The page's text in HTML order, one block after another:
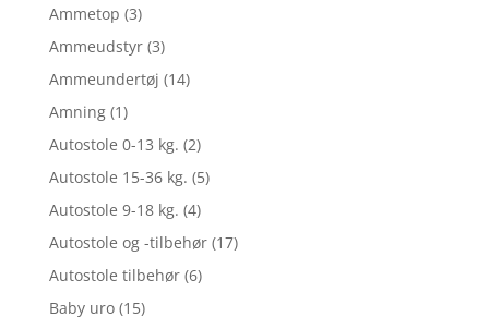
Ammetop (3)
Ammeudstyr (3)
Ammeundertøj (14)
Amning (1)
Autostole 0-13 kg. (2)
Autostole 15-36 kg. (5)
Autostole 9-18 kg. (4)
Autostole og -tilbehør (17)
Autostole tilbehør (6)
Baby uro (15)